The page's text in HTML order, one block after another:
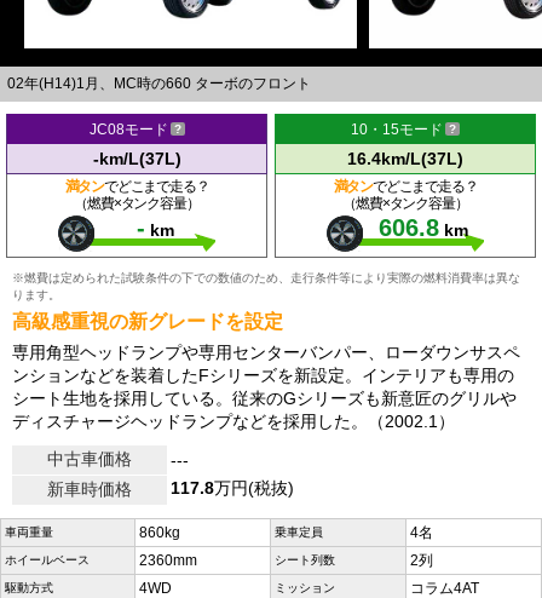
02年(H14)1月、MC時の660 ターボのフロント
JC08モード
-km/L(37L)
満タンでどこまで走る？
（燃費×タンク容量）
- km
10・15モード
16.4km/L(37L)
満タンでどこまで走る？
（燃費×タンク容量）
606.8 km
※燃費は定められた試験条件の下での数値のため、走行条件等により実際の燃料消費率は異な
ります。
高級感重視の新グレードを設定
専用角型ヘッドランプや専用センターバンパー、ローダウンサスペ
ンションなどを装着したFシリーズを新設定。インテリアも専用の
シート生地を採用している。従来のGシリーズも新意匠のグリルや
ディスチャージヘッドランプなどを採用した。（2002.1）
中古車価格
---
新車時価格
117.8万円(税抜)
車両重量 860kg 乗車定員 4名
ホイールベース 2360mm シート列数 2列
駆動方式 4WD ミッション コラム4AT